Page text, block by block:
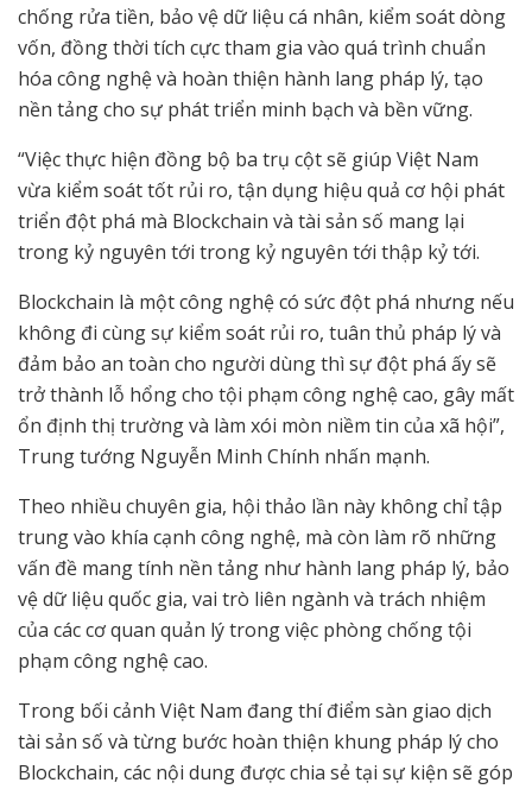
chống rửa tiền, bảo vệ dữ liệu cá nhân, kiểm soát dòng
vốn, đồng thời tích cực tham gia vào quá trình chuẩn
hóa công nghệ và hoàn thiện hành lang pháp lý, tạo
nền tảng cho sự phát triển minh bạch và bền vững.
“Việc thực hiện đồng bộ ba trụ cột sẽ giúp Việt Nam
vừa kiểm soát tốt rủi ro, tận dụng hiệu quả cơ hội phát
triển đột phá mà Blockchain và tài sản số mang lại
trong kỷ nguyên tới trong kỷ nguyên tới thập kỷ tới.
Blockchain là một công nghệ có sức đột phá nhưng nếu
không đi cùng sự kiểm soát rủi ro, tuân thủ pháp lý và
đảm bảo an toàn cho người dùng thì sự đột phá ấy sẽ
trở thành lỗ hổng cho tội phạm công nghệ cao, gây mất
ổn định thị trường và làm xói mòn niềm tin của xã hội”,
Trung tướng Nguyễn Minh Chính nhấn mạnh.
Theo nhiều chuyên gia, hội thảo lần này không chỉ tập
trung vào khía cạnh công nghệ, mà còn làm rõ những
vấn đề mang tính nền tảng như hành lang pháp lý, bảo
vệ dữ liệu quốc gia, vai trò liên ngành và trách nhiệm
của các cơ quan quản lý trong việc phòng chống tội
phạm công nghệ cao.
Trong bối cảnh Việt Nam đang thí điểm sàn giao dịch
tài sản số và từng bước hoàn thiện khung pháp lý cho
Blockchain, các nội dung được chia sẻ tại sự kiện sẽ góp